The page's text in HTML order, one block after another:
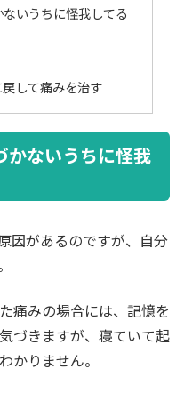
いうちに怪我してる
して痛みを治す
かないうちに怪我
因があるのですが、自分
痛みの場合には、記憶を
づきますが、寝ていて起
かりません。